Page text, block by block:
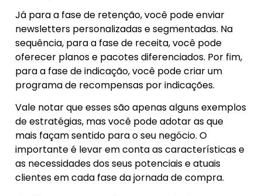
Já para a fase de retenção, você pode enviar
newsletters personalizadas e segmentadas. Na
sequência, para a fase de receita, você pode
oferecer planos e pacotes diferenciados. Por fim,
para a fase de indicação, você pode criar um
programa de recompensas por indicações.
Vale notar que esses são apenas alguns exemplos
de estratégias, mas você pode adotar as que
mais façam sentido para o seu negócio. O
importante é levar em conta as características e
as necessidades dos seus potenciais e atuais
clientes em cada fase da jornada de compra.